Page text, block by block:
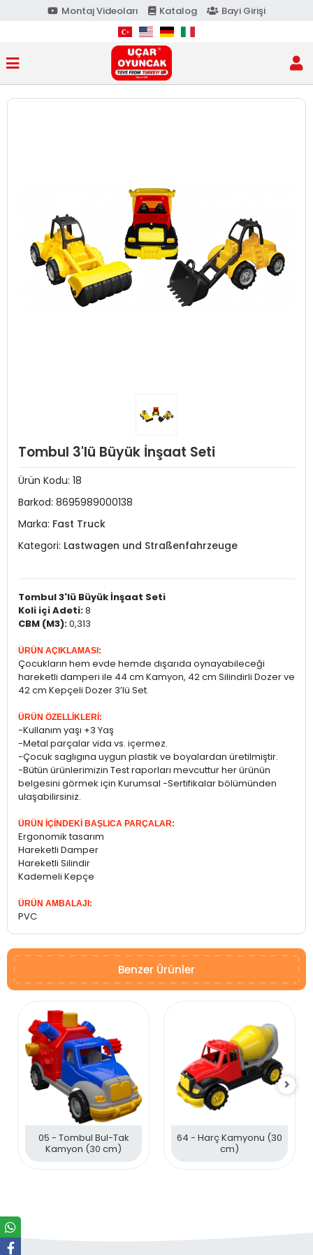
Montaj Videoları Katalog Bayi Girişi
Tombul 3'lü Büyük İnşaat Seti
Ürün Kodu: 18
Barkod: 8695989000138
Marka: Fast Truck
Kategori: Lastwagen und Straßenfahrzeuge
Tombul 3'lü Büyük İnşaat Seti
Koli içi Adeti:8
CBM (M3):0,313
ÜRÜN AÇIKLAMASI:
Çocukların hem evde hemde dışarıda oynayabileceği
hareketli damperi ile 44 cm Kamyon, 42 cm Silindirli Dozer ve
42 cm Kepçeli Dozer 3’lü Set.
ÜRÜN ÖZELLİKLERİ:
-Kullanım yaşı +3 Yaş
-Metal parçalar vida vs. içermez.
-Çocuk saglıgına uygun plastik ve boyalardan üretilmiştir.
-Bütün ürünlerimizin Test raporları mevcuttur her ürünün
belgesini görmek için Kurumsal -Sertifikalar bölümünden
ulaşabilirsiniz.
ÜRÜN İÇİNDEKİ BAŞLICA PARÇALAR:
Ergonomik tasarım
Hareketli Damper
Hareketli Silindir
Kademeli Kepçe
ÜRÜN AMBALAJI:
PVC
Benzer Ürünler
05 - Tombul Bul-Tak
Kamyon (30 cm)
64 - Harç Kamyonu (30
cm)